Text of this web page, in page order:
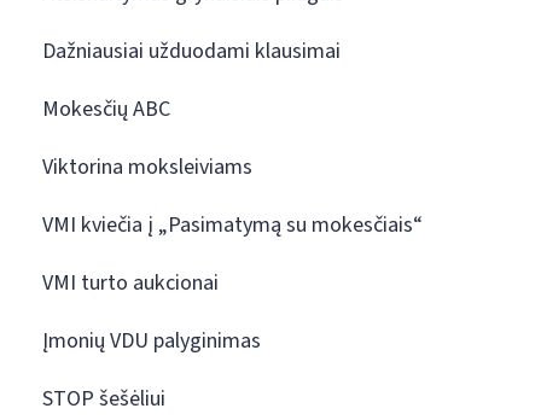
Dažniausiai užduodami klausimai
Mokesčių ABC
Viktorina moksleiviams
VMI kviečia į „Pasimatymą su mokesčiais“
VMI turto aukcionai
Įmonių VDU palyginimas
STOP šešėliui